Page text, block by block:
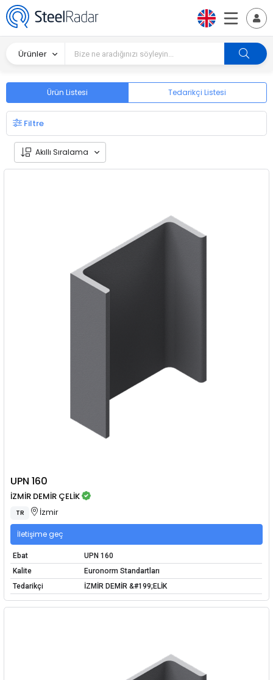
Ürünler
Ürün Listesi Tedarikçi Listesi
Filtre
Akıllı Sıralama
UPN 160
İZMİR DEMİR ÇELİK
TR İzmir
İletişime geç
Ebat
UPN 160
Kalite
Euronorm Standartları
Tedarikçi
İZMİR DEMİR &#199;ELİK